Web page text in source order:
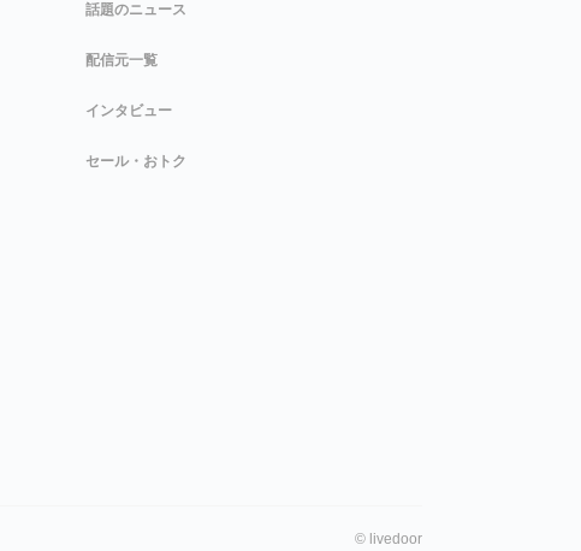
話題のニュース
配信元一覧
インタビュー
セール・おトク
© livedoor